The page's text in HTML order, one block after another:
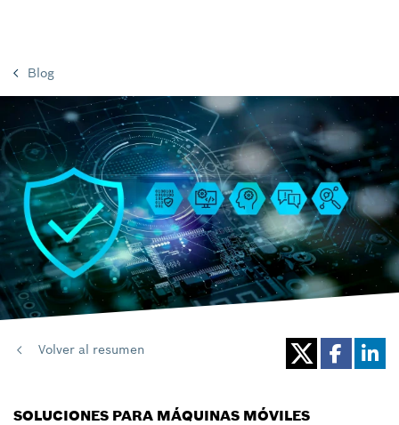
Blog
Volver al resumen
SOLUCIONES PARA MÁQUINAS MÓVILES